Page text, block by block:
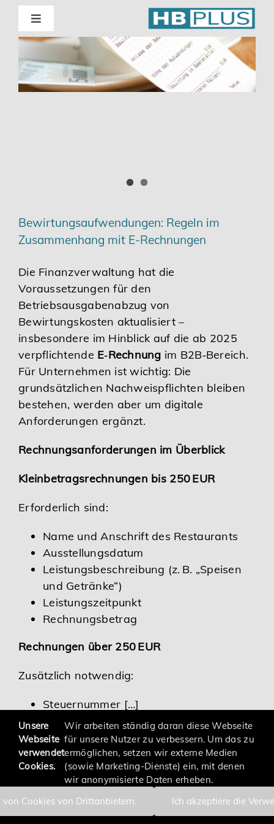
Skip
content
Toggle
Navigation
Beratung
Karriere
Services
Bewirtungsaufwendungen: Regeln im
Zusammenhang mit E-Rechnungen
Die Finanzverwaltung hat die
Voraussetzungen für den
Betriebsausgabenabzug von
Bewirtungskosten aktualisiert –
insbesondere im Hinblick auf die ab 2025
verpflichtende E‑Rechnung im B2B‑Bereich.
Für Unternehmen ist wichtig: Die
grundsätzlichen Nachweispflichten bleiben
bestehen, werden aber um digitale
Anforderungen ergänzt.
Rechnungsanforderungen im Überblick
Kleinbetragsrechnungen bis 250 EUR
Erforderlich sind:
Name und Anschrift des Restaurants
Ausstellungsdatum
Leistungsbeschreibung (z. B. „Speisen
und Getränke“)
Leistungszeitpunkt
Rechnungsbetrag
Rechnungen über 250 EUR
Zusätzlich notwendig:
Steuernummer […]
Datenschutzerklärung
Unsere
Webseite
verwendet
Cookies.
Wir arbeiten ständig daran diese Webseite
für unsere Nutzer zu verbessern. Um das zu
ermöglichen, setzen wir externe Medien
(sowie Marketing-Dienste) ein, mit denen
wir anonymisierte Daten erheben.
Cookies von Drittanbietern.
Ich akzeptiere die